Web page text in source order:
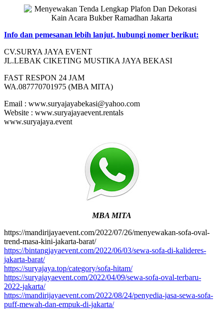
Info dan pemesanan lebih lanjut, hubungi nomer berikut:
CV.SURYA JAYA EVENT
JL.LEBAK CIKETING MUSTIKA JAYA BEKASI
FAST RESPON 24 JAM
WA.087770701975 (MBA MITA)
Email : www.suryajayabekasi@yahoo.com
Website : www.suryajayaevent.rentals
www.suryajaya.event
MBA MITA
https://mandirijayaevent.com/2022/07/26/menyewakan-sofa-oval-
trend-masa-kini-jakarta-barat/
https://bintangjayaevent.com/2022/06/03/sewa-sofa-di-kalideres-
jakarta-barat/
https://suryajaya.top/category/sofa-hitam/
https://suryajayaevent.com/2022/04/09/sewa-sofa-oval-terbaru-
2022-jakarta/
https://mandirijayaevent.com/2022/08/24/penyedia-jasa-sewa-sofa-
puff-mewah-dan-empuk-di-jakarta/